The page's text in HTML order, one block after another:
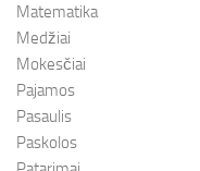
Matematika
Medžiai
Mokesčiai
Pajamos
Pasaulis
Paskolos